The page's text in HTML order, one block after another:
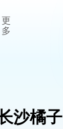
更
多
沙橘子